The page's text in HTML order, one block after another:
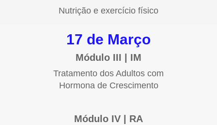
Nutrição e exercício físico
17 de Março
Módulo III | IM
Tratamento dos Adultos com
Hormona de Crescimento
Módulo IV | RA